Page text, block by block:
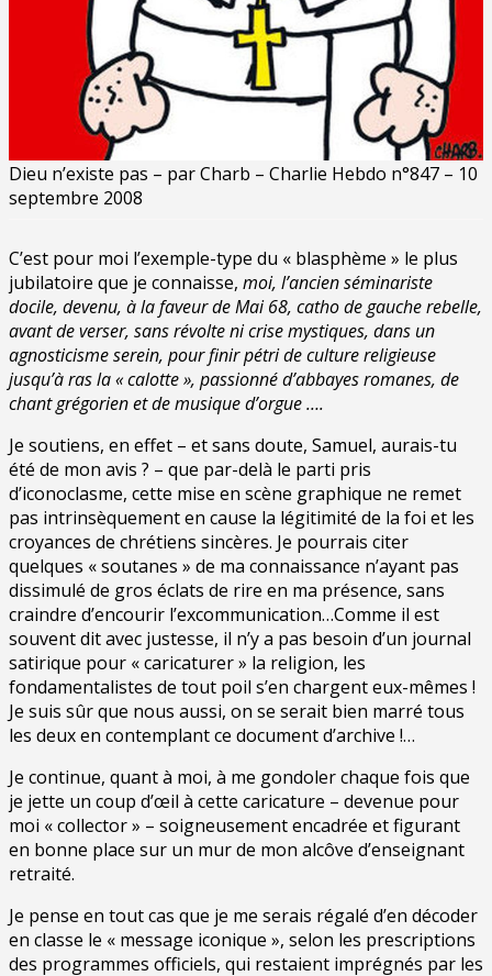
Dieu n’existe pas – par Charb – Charlie Hebdo n°847 – 10
septembre 2008
C’est pour moi l’exemple-type du « blasphème » le plus
jubilatoire que je connaisse, moi, l’ancien séminariste
docile, devenu, à la faveur de Mai 68, catho de gauche rebelle,
avant de verser, sans révolte ni crise mystiques, dans un
agnosticisme serein, pour finir pétri de culture religieuse
jusqu’à ras la « calotte », passionné d’abbayes romanes, de
chant grégorien et de musique d’orgue ….
Je soutiens, en effet – et sans doute, Samuel, aurais-tu
été de mon avis ? – que par-delà le parti pris
d’iconoclasme, cette mise en scène graphique ne remet
pas intrinsèquement en cause la légitimité de la foi et les
croyances de chrétiens sincères. Je pourrais citer
quelques « soutanes » de ma connaissance n’ayant pas
dissimulé de gros éclats de rire en ma présence, sans
craindre d’encourir l’excommunication…Comme il est
souvent dit avec justesse, il n’y a pas besoin d’un journal
satirique pour « caricaturer » la religion, les
fondamentalistes de tout poil s’en chargent eux-mêmes !
Je suis sûr que nous aussi, on se serait bien marré tous
les deux en contemplant ce document d’archive !…
Je continue, quant à moi, à me gondoler chaque fois que
je jette un coup d’œil à cette caricature – devenue pour
moi « collector » – soigneusement encadrée et figurant
en bonne place sur un mur de mon alcôve d’enseignant
retraité.
Je pense en tout cas que je me serais régalé d’en décoder
en classe le « message iconique », selon les prescriptions
des programmes officiels, qui restaient imprégnés par les